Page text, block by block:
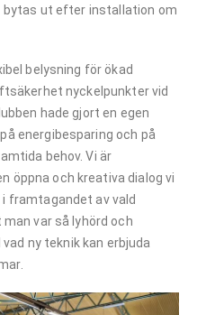
bytas ut efter installation om
belysning för ökad
nyckelpunkter vid
hade gjort en egen
energibesparing och på
behov. Vi är
öppna och kreativa dialog vi
i framtagandet av vald
var så lyhörd och
ny teknik kan erbjuda